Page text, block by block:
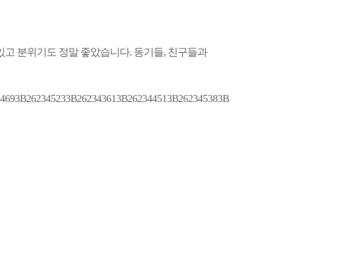
고 분위기도 정말 좋았습니다. 동기들, 친구들과